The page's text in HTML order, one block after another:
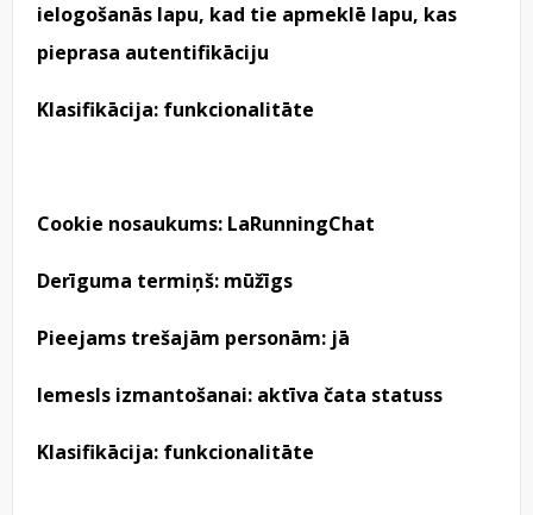
ielogošanās lapu, kad tie apmeklē lapu, kas
pieprasa autentifikāciju
Klasifikācija: funkcionalitāte
Cookie nosaukums: LaRunningChat
Derīguma termiņš: mūžīgs
Pieejams trešajām personām: jā
Iemesls izmantošanai: aktīva čata statuss
Klasifikācija: funkcionalitāte